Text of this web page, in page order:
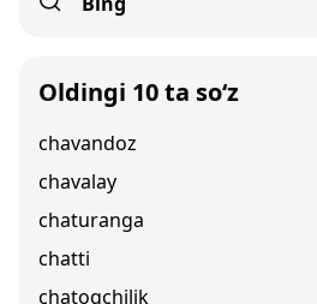
Oldingi 10 ta so‘z
chavandoz
chavalay
chaturanga
chatti
chatoqchilik